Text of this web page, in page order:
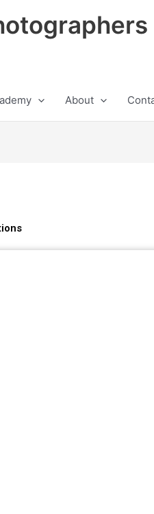
About